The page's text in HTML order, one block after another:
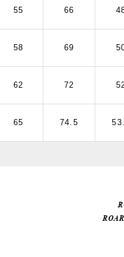
55 66
58 69
62 72
65 74.5